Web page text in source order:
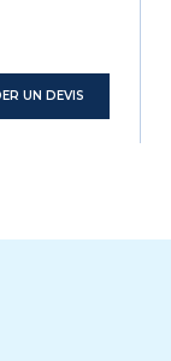
UN DEVIS